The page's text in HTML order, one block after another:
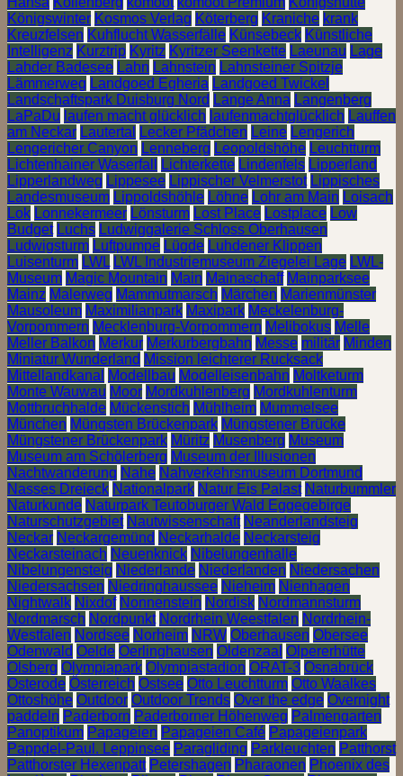
Königswinter Kosmos Verlag Köterberg Kraniche krank
Kreuzfelsen Kuhflucht Wasserfälle Künsebeck Künstliche
Intelligenz Kurztrip Kyritz Kyritzer Seenkette Laeunau Lage
Lahder Badesee Lahn Lahnstein Lahnsteiner Spitzje
Lämmerweg Landgoed Egheria Landgoed Twickel
Landschaftspark Duisburg Nord Lange Anna Langenberg
LaPaDu laufen macht glücklich laufenmachtglücklich Lauffen
am Neckar Lautertal Lecker Pfädchen Leine Lengerich
Lengericher Canyon Lenneberg Leopoldshöhe Leuchtturm
Lichtenhainer Waserfall
Lichterkette Lindenfels Lipperland
Lipperlandweg Lippesee Lippischer Velmerstot Lippisches
Landesmuseum Lippoldshöhle Löhne Lohr am Main Loisach
Lok Lonnekermeer Lönsturm Lost Place Lostplace Low
Budget Luchs Ludwiggalerie Schloss Oberhausen
Ludwigsturm Luftpumpe Lügde Luhdener Klippen
Luisenturm LWL LWL Industriemuseum Ziegelei Lage LWL-
Museum Magic Mountain Main Mainaschaff Mainparksee
Mainz Malerweg Mammutmarsch Märchen Marienmünster
Mausoleum Maximilianpark Maxipark Meckelenburg-
Vorpommern Mecklenburg-Vorpommern Melibokus Melle
Meller Balkon Merkur Merkurbergbahn Messe militär Minden
Miniatur Wunderland Mission leichterer Rucksack
Mittellandkanal
Modellbau Modelleisenbahn Moltketurm
Monte Wauwau Moor Mordkuhlenberg Mordkuhlenturm
Mottbruchhalde Mückenstich Mühlheim Mummelsee
München Müngsten Brückenpark Müngstener Brücke
Müngstener Brückenpark Müritz Musenberg Museum
Museum am Schölerberg Museum der Illusionen
Nachtwanderung Nahe Nahverkehrsmuseum Dortmund
Nasses Dreieck Nationalpark Natur Eis Palast Naturbummler
Naturkunde Naturpark Teutoburger Wald Eggegebirge
Naturschutzgebiet Nautwissenschaft Neanderlandsteig
Neckar Neckargemünd Neckarhalde Neckarsteig
Neckarsteinach Neuenknick Nibelungenhalle
Nibelungensteig Niederlande Niederlanden Niedersachen
Niedersachsen Niedringhaussee Nieheim Nienhagen
Nightwalk Nixdof Nonnenstein Nordisk Nordmannsturm
Nordmarsch Nordpunkt Nordrhein Weestfalen Nordrhein-
Westfalen Nordsee Norheim NRW Oberhausen Obersee
Odenwald Oelde Oerlinghausen Oldenzaal Olpererhütte
Olsberg Olympiapark Olympiastadion ORAT-3 Osnabrück
Osterode Österreich Ostsee Otto Leuchtturm Otto Waalkes
Ottoshöhe Outdoor Outdoor Trends Over the edge Overnight
paddeln Paderborn Paderborner Höhenweg Palmengarten
Panoptikum Papageien Papageien Café Papageienpark
Pappdel-Paul. Leppinsee Paragliding Parkleuchten Patthorst
Patthorster Hexenpatt Petershagen Pharaonen Phoenix des